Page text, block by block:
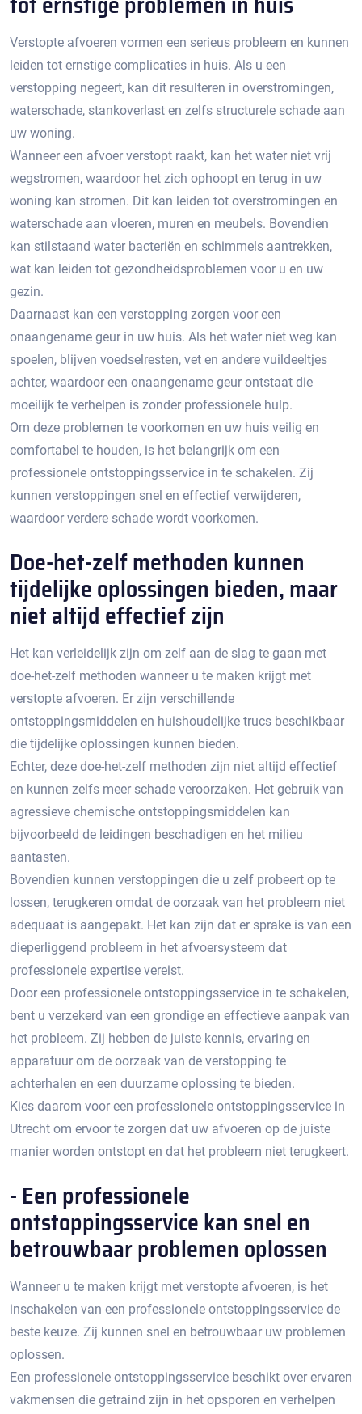
Verstopte afvoeren vormen een serieus probleem en kunnen
leiden tot ernstige complicaties in huis.​ Als u een
verstopping negeert, kan dit resulteren in overstromingen,
waterschade, stankoverlast en zelfs structurele schade aan
uw woning.​
Wanneer een afvoer verstopt raakt, kan het water niet vrij
wegstromen, waardoor het zich ophoopt en terug in uw
woning kan stromen.​ Dit kan leiden tot overstromingen en
waterschade aan vloeren, muren en meubels.​ Bovendien
kan stilstaand water bacteriën en schimmels aantrekken,
wat kan leiden tot gezondheidsproblemen voor u en uw
gezin.​
Daarnaast kan een verstopping zorgen voor een
onaangename geur in uw huis.​ Als het water niet weg kan
spoelen, blijven voedselresten, vet en andere vuildeeltjes
achter, waardoor een onaangename geur ontstaat die
moeilijk te verhelpen is zonder professionele hulp.​
Om deze problemen te voorkomen en uw huis veilig en
comfortabel te houden, is het belangrijk om een
professionele ontstoppingsservice in te schakelen.​ Zij
kunnen verstoppingen snel en effectief verwijderen,
waardoor verdere schade wordt voorkomen.
Doe-het-zelf methoden kunnen
tijdelijke oplossingen bieden, maar
niet altijd effectief zijn
Het kan verleidelijk zijn om zelf aan de slag te gaan met
doe-het-zelf methoden wanneer u te maken krijgt met
verstopte afvoeren.​ Er zijn verschillende
ontstoppingsmiddelen en huishoudelijke trucs beschikbaar
die tijdelijke oplossingen kunnen bieden.​
Echter, deze doe-het-zelf methoden zijn niet altijd effectief
en kunnen zelfs meer schade veroorzaken.​ Het gebruik van
agressieve chemische ontstoppingsmiddelen kan
bijvoorbeeld de leidingen beschadigen en het milieu
aantasten.
Bovendien kunnen verstoppingen die u zelf probeert op te
lossen, terugkeren omdat de oorzaak van het probleem niet
adequaat is aangepakt.​ Het kan zijn dat er sprake is van een
dieperliggend probleem in het afvoersysteem dat
professionele expertise vereist.​
Door een professionele ontstoppingsservice in te schakelen,
bent u verzekerd van een grondige en effectieve aanpak van
het probleem.​ Zij hebben de juiste kennis, ervaring en
apparatuur om de oorzaak van de verstopping te
achterhalen en een duurzame oplossing te bieden.
Kies daarom voor een professionele ontstoppingsservice in
Utrecht om ervoor te zorgen dat uw afvoeren op de juiste
manier worden ontstopt en dat het probleem niet terugkeert.​
- Een professionele
ontstoppingsservice kan snel en
betrouwbaar problemen oplossen
Wanneer u te maken krijgt met verstopte afvoeren, is het
inschakelen van een professionele ontstoppingsservice de
beste keuze. Zij kunnen snel en betrouwbaar uw problemen
oplossen.​
Een professionele ontstoppingsservice beschikt over ervaren
vakmensen die getraind zijn in het opsporen en verhelpen